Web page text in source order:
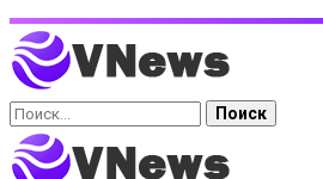
Найти: